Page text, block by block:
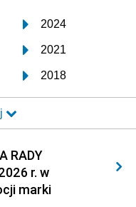
2024
2021
2018
2015
2012
2009
2006
RADY
r. w
marki